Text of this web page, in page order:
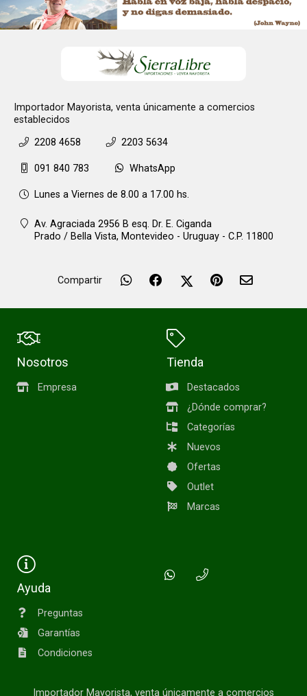
Importador Mayorista, venta únicamente a comercios
establecidos
2208 4658
2203 5634
091 840 783 WhatsApp
Lunes a Viernes de 8.00 a 17.00 hs.
Av. Agraciada 2956 B esq. Dr. E. Ciganda
Prado / Bella Vista, Montevideo - Uruguay - C.P. 11800
Compartir
Nosotros
Empresa
Tienda
Destacados
¿Dónde comprar?
Categorías
Nuevos
Ofertas
Outlet
Marcas
Ayuda
Preguntas
Garantías
Condiciones
Importador Mayorista, venta únicamente a comercios